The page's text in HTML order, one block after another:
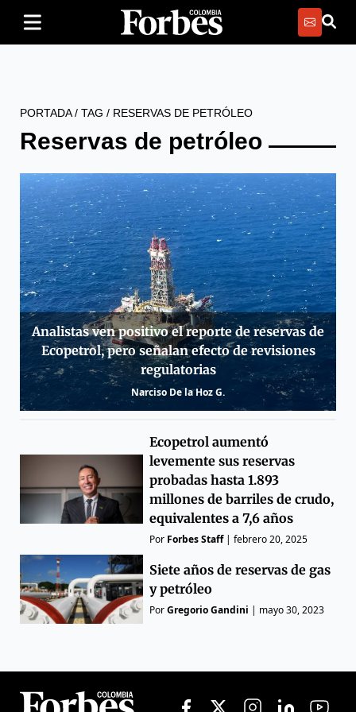
PORTADA/ TAG / RESERVAS DE PETRÓLEO
Reservas de petróleo
Analistas ven positivo el reporte de reservas de
Ecopetrol, pero señalan efecto de revisiones
regulatorias
Narciso De la Hoz G.
Ecopetrol aumentó
levemente sus reservas
probadas hasta 1.893
millones de barriles de crudo,
equivalentes a 7,6 años
Por Forbes Staff|febrero 20, 2025
Siete años de reservas de gas
y petróleo
PorGregorio Gandini | mayo 30, 2023